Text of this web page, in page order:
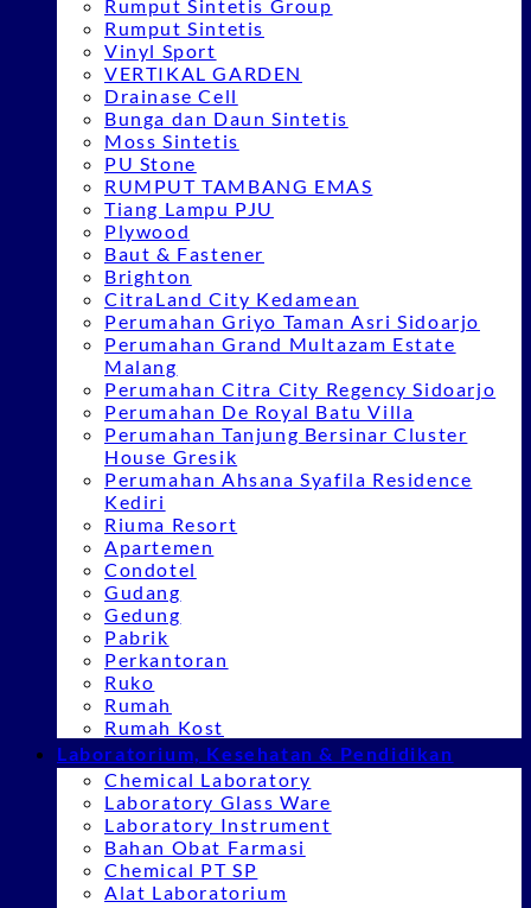
Rumput Sintetis Group
Rumput Sintetis
Vinyl Sport
VERTIKAL GARDEN
Drainase Cell
Bunga dan Daun Sintetis
Moss Sintetis
PU Stone
RUMPUT TAMBANG EMAS
Tiang Lampu PJU
Plywood
Baut & Fastener
Brighton
CitraLand City Kedamean
Perumahan Griyo Taman Asri Sidoarjo
Perumahan Grand Multazam Estate
Malang
Perumahan Citra City Regency Sidoarjo
Perumahan De Royal Batu Villa
Perumahan Tanjung Bersinar Cluster
House Gresik
Perumahan Ahsana Syafila Residence
Kediri
Riuma Resort
Apartemen
Condotel
Gudang
Gedung
Pabrik
Perkantoran
Ruko
Rumah
Rumah Kost
Laboratorium, Kesehatan & Pendidikan
Chemical Laboratory
Laboratory Glass Ware
Laboratory Instrument
Bahan Obat Farmasi
Chemical PT SP
Alat Laboratorium